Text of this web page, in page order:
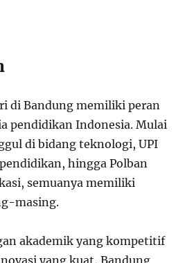
di Bandung memiliki peran
pendidikan Indonesia. Mulai
di bidang teknologi, UPI
hingga Polban
semuanya memiliki
masing.
akademik yang kompetitif
yang kuat, Bandung